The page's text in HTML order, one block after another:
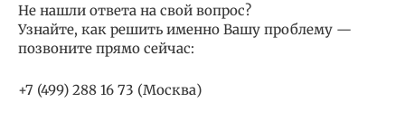
Не нашли ответа на свой вопрос?
Узнайте, как решить именно Вашу проблему —
позвоните прямо сейчас:
+7 (499) 288 16 73 (Москва)